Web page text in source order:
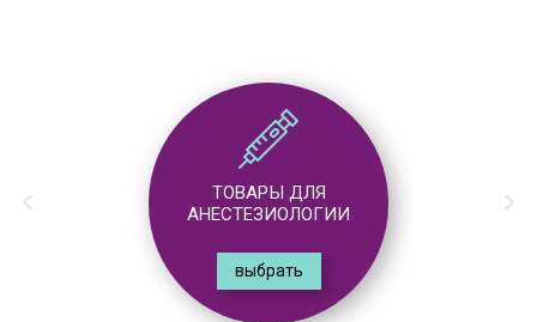
ТОВАРЫ ДЛЯ
ИНФУЗИОННОЙ
ТЕРАПИИ
выбрать